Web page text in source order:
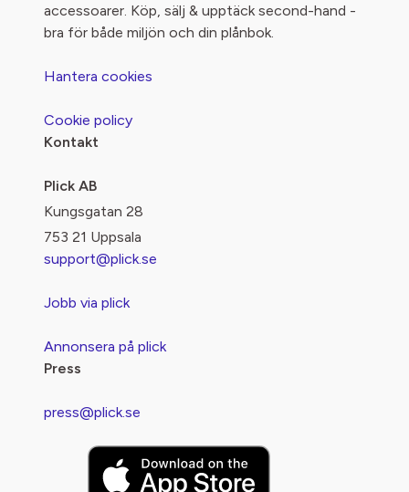
accessoarer. Köp, sälj & upptäck second-hand -
bra för både miljön och din plånbok.
Hantera cookies
Cookie policy
Kontakt
Plick AB
Kungsgatan 28
753 21 Uppsala
support@plick.se
Jobb via plick
Annonsera på plick
Press
press@plick.se